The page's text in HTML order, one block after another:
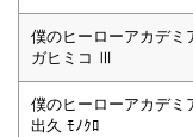
僕のヒーローアカデミ
ガヒミコ Ⅲ
僕のヒーローアカデミ
出久 ﾓﾉｸﾛ